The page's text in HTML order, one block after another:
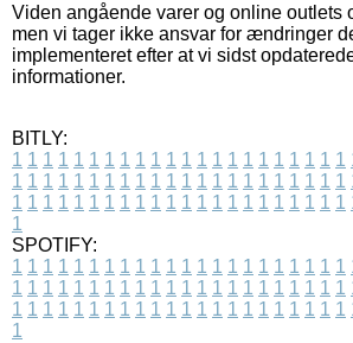
Viden angående varer og online outlets
men vi tager ikke ansvar for ændringer
implementeret efter at vi sidst
informationer.
BITLY:
1 1 1 1 1 1 1 1 1 1 1 1 1 1 1 1 1 1 1 1 1 1
1 1 1 1 1 1 1 1 1 1 1 1 1 1 1 1 1 1 1 1 1 1
1 1 1 1 1 1 1 1 1 1 1 1 1 1 1 1 1 1 1 1 1 1
1
SPOTIFY:
1 1 1 1 1 1 1 1 1 1 1 1 1 1 1 1 1 1 1 1 1 1
1 1 1 1 1 1 1 1 1 1 1 1 1 1 1 1 1 1 1 1 1 1
1 1 1 1 1 1 1 1 1 1 1 1 1 1 1 1 1 1 1 1 1 1
1